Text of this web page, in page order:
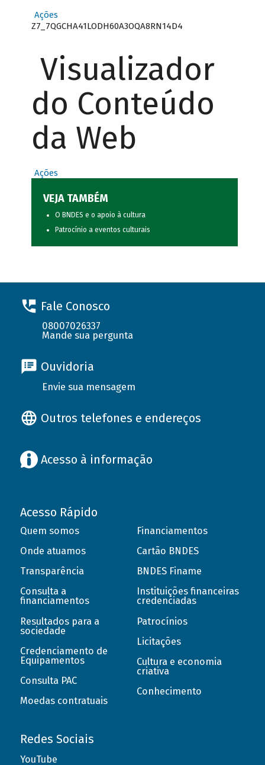
Ações
Z7_7QGCHA41LODH60A3OQA8RN14D4
Visualizador
do Conteúdo
da Web
Ações
VEJA TAMBÉM
O BNDES e o apoio à cultura
Patrocínio a eventos culturais
Fale Conosco
08007026337
Mande sua pergunta
Ouvidoria
Envie sua mensagem
Outros telefones e endereços
Acesso à informação
Acesso Rápido
Quem somos
Onde atuamos
Transparência
Consulta a
financiamentos
Resultados para a
sociedade
Credenciamento de
Equipamentos
Consulta PAC
Moedas contratuais
Financiamentos
Cartão BNDES
BNDES Finame
Instituições financeiras
credenciadas
Patrocínios
Licitações
Cultura e economia
criativa
Conhecimento
Redes Sociais
YouTube